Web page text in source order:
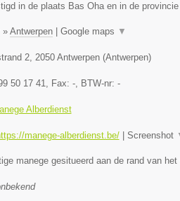
in de plaats Bas Oha en in de
» Antwerpen| Google maps ▼
2, 2050 Antwerpen(Antwerpen)
50 17 41, Fax: -, BTW-nr: -
Alberdienst
manege-alberdienst.be/| Screenshot
manege gesitueerd aan de rand van